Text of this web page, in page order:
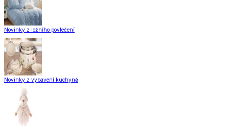
Novinky z ložního povlečení
Novinky z vybavení kuchyně